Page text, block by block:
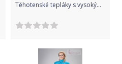
Těhotenské tepláky s vysokým pásem - KOŽENÉ LEMOVÁNÍ grafitové - Be Maamaa velikost L/XL